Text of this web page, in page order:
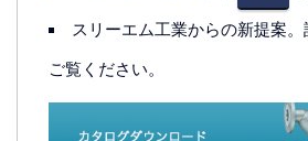
スリーエム工業からの新提案。
ご覧ください。